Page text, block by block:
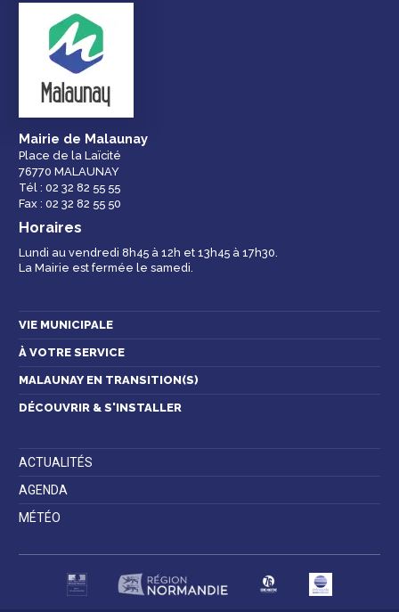
Droits et
démarches
Espace famille
Mairie de Malaunay
Place de la Laïcité
76770 MALAUNAY
Tél : 02 32 82 55 55
Fax : 02 32 82 55 50
Horaires
Lundi au vendredi 8h45 à 12h et 13h45 à 17h30.
La Mairie est fermée le samedi.
VIE MUNICIPALE
À VOTRE SERVICE
MALAUNAY EN TRANSITION(S)
DÉCOUVRIR & S'INSTALLER
ACTUALITÉS
AGENDA
MÉTÉO